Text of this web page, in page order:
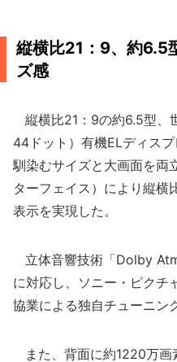
縦横比21：9、約6.5
ズ感
縦横比21：9の約6.5型、
44ドット）有機ELディス
馴染むサイズと大画面を両
ターフェイス）により縦横
表示を実現した。
立体音響技術「Dolby
に対応し、ソニー・ピクチ
協業による独自チューニン
また、背面に約1220万画